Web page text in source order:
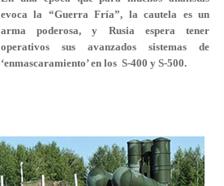
evoca la “Guerra Fría”, la cautela es un
arma poderosa, y Rusia espera tener
operativos sus avanzados sistemas de
‘enmascaramiento’ en los S-400 y S-500.